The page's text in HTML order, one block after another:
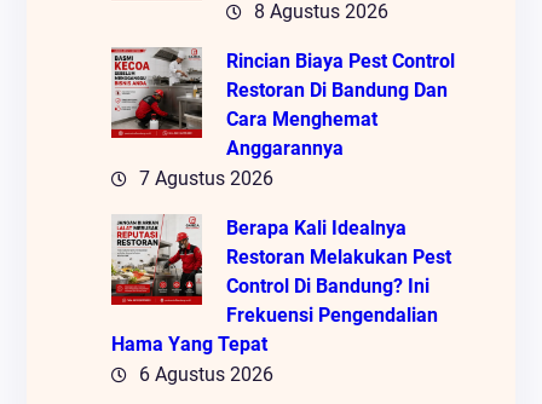
8 Agustus 2026
Rincian Biaya Pest Control
Restoran Di Bandung Dan
Cara Menghemat
Anggarannya
7 Agustus 2026
Berapa Kali Idealnya
Restoran Melakukan Pest
Control Di Bandung? Ini
Frekuensi Pengendalian
Hama Yang Tepat
6 Agustus 2026